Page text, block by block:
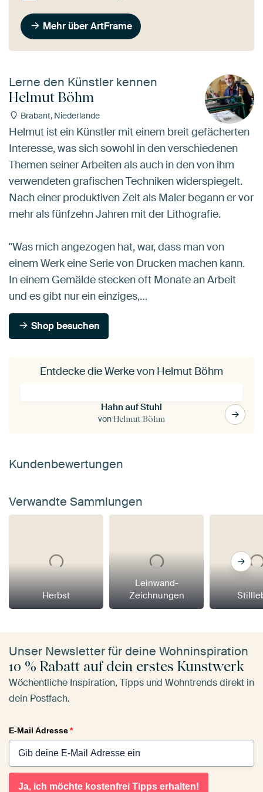
Mehr über ArtFrame
Lerne den Künstler kennen
Helmut Böhm
Brabant, Niederlande
Helmut ist ein Künstler mit einem breit gefächerten
Interesse, was sich sowohl in den verschiedenen
Themen seiner Arbeiten als auch in den von ihm
verwendeten grafischen Techniken widerspiegelt.
Nach einer produktiven Zeit als Maler begann er vor
mehr als fünfzehn Jahren mit der Lithografie.
"Was mich angezogen hat, war, dass man von
einem Werk eine Serie von Drucken machen kann.
In einem Gemälde stecken oft Monate an Arbeit
und es gibt nur ein einziges,…
Shop besuchen
Entdecke die Werke von Helmut Böhm
Hahn auf Stuhl
von Helmut Böhm
Kundenbewertungen
Verwandte Sammlungen
Herbst
Leinwand-
Zeichnungen
Unser Newsletter für deine Wohninspiration
10 % Rabatt auf dein erstes Kunstwerk
Wöchentliche Inspiration, Tipps und Wohntrends direkt in
dein Postfach.
E-Mail Adresse*
Ja, ich möchte kostenfrei Tipps erhalten!